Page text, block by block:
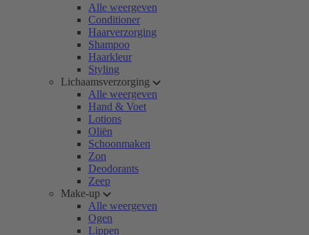
Alle weergeven
Conditioner
Haarverzorging
Shampoo
Haarkleur
Styling
Lichaamsverzorging
Alle weergeven
Hand & Voet
Lotions
Oliën
Schoonmaken
Zon
Deodorants
Zeep
Make-up
Alle weergeven
Ogen
Lippen